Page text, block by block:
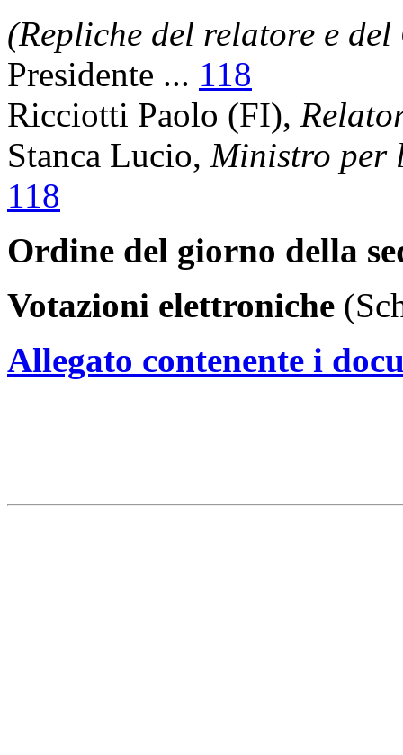
(Repliche del relatore e
Presidente ... 118
Ricciotti Paolo (FI),
Stanca Lucio, Ministro per
118
Ordine del giorno della
Votazioni elettroniche
Allegato contenente i